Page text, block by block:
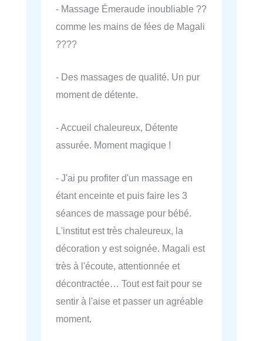
- Massage Émeraude inoubliable ??
comme les mains de fées de Magali
????
- Des massages de qualité. Un pur
moment de détente.
- Accueil chaleureux, Détente
assurée. Moment magique !
- J'ai pu profiter d'un massage en
étant enceinte et puis faire les 3
séances de massage pour bébé.
L'institut est très chaleureux, la
décoration y est soignée. Magali est
très à l'écoute, attentionnée et
décontractée… Tout est fait pour se
sentir à l'aise et passer un agréable
moment.